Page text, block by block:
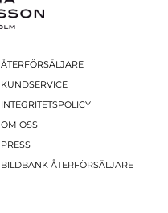
ÅTERFÖRSÄLJARE
KUNDSERVICE
INTEGRITETSPOLICY
OM OSS
PRESS
BILDBANK ÅTERFÖRSÄLJARE